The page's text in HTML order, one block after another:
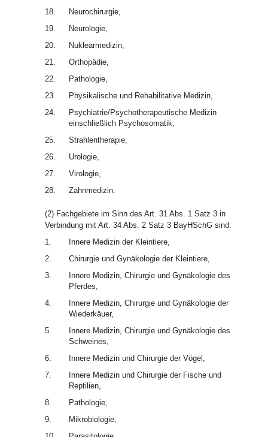
18.
Neurochirurgie,
19.
Neurologie,
20.
Nuklearmedizin,
21.
Orthopädie,
22.
Pathologie,
23.
Physikalische und Rehabilitative Medizin,
24.
Psychiatrie/Psychotherapeutische Medizin
einschließlich Psychosomatik,
25.
Strahlentherapie,
26.
Urologie,
27.
Virologie,
28.
Zahnmedizin.
(2) Fachgebiete im Sinn des Art. 31 Abs. 1 Satz 3 in
Verbindung mit Art. 34 Abs. 2 Satz 3 BayHSchG sind:
1.
Innere Medizin der Kleintiere,
2.
Chirurgie und Gynäkologie der Kleintiere,
3.
Innere Medizin, Chirurgie und Gynäkologie des
Pferdes,
4.
Innere Medizin, Chirurgie und Gynäkologie der
Wiederkäuer,
5.
Innere Medizin, Chirurgie und Gynäkologie des
Schweines,
6.
Innere Medizin und Chirurgie der Vögel,
7.
Innere Medizin und Chirurgie der Fische und
Reptilien,
8.
Pathologie,
9.
Mikrobiologie,